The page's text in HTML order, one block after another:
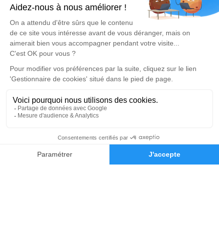
Demande de devis
Découvrez nos services et
produits
Pompes Funèbres de l'Orée
02 79 81 32 57
contact@pompes-funebres-de-loree.fr
Réseaux sociaux
Rubrique réglementaire